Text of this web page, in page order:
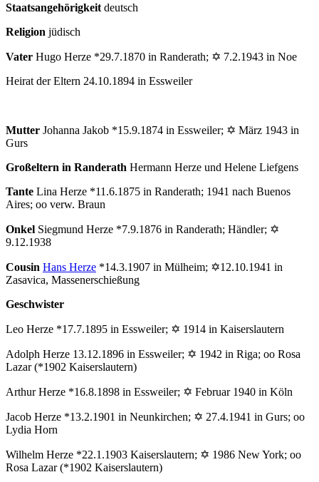
Staatsangehörigkeit deutsch
Religion jüdisch
Vater Hugo Herze *29.7.1870 in Randerath; ✡ 7.2.1943 in Noe
Heirat der Eltern 24.10.1894 in Essweiler
Mutter Johanna Jakob *15.9.1874 in Essweiler; ✡ März 1943 in
Gurs
Großeltern in Randerath Hermann Herze und Helene Liefgens
Tante Lina Herze *11.6.1875 in Randerath; 1941 nach Buenos
Aires; oo verw. Braun
Onkel Siegmund Herze *7.9.1876 in Randerath; Händler; ✡
9.12.1938
Cousin Hans Herze *14.3.1907 in Mülheim; ✡12.10.1941 in
Zasavica, Massenerschießung
Geschwister
Leo Herze *17.7.1895 in Essweiler; ✡ 1914 in Kaiserslautern
Adolph Herze 13.12.1896 in Essweiler; ✡ 1942 in Riga; oo Rosa
Lazar (*1902 Kaiserslautern)
Arthur Herze *16.8.1898 in Essweiler; ✡ Februar 1940 in Köln
Jacob Herze *13.2.1901 in Neunkirchen; ✡ 27.4.1941 in Gurs; oo
Lydia Horn
Wilhelm Herze *22.1.1903 Kaiserslautern; ✡ 1986 New York; oo
Rosa Lazar (*1902 Kaiserslautern)